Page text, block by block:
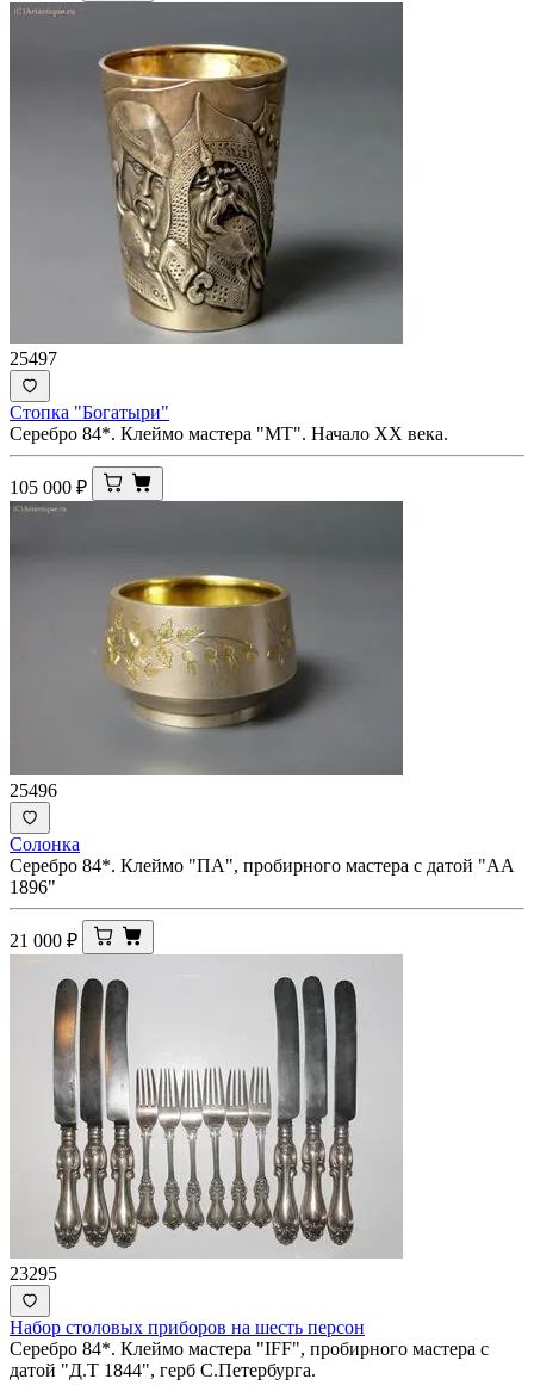
25497
Стопка "Богатыри"
Серебро 84*. Клеймо мастера "МТ". Начало ХХ века.
105 000 ₽
25496
Солонка
Серебро 84*. Клеймо "ПА", пробирного мастера с датой "АА
1896"
21 000 ₽
23295
Набор столовых приборов на шесть персон
Серебро 84*. Клеймо мастера "IFF", пробирного мастера с
датой "Д.Т 1844", герб С.Петербурга.